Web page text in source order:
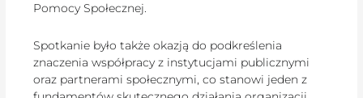
Pomocy Społecznej.
Spotkanie było także okazją do podkreślenia
znaczenia współpracy z instytucjami publicznymi
oraz partnerami społecznymi, co stanowi jeden z